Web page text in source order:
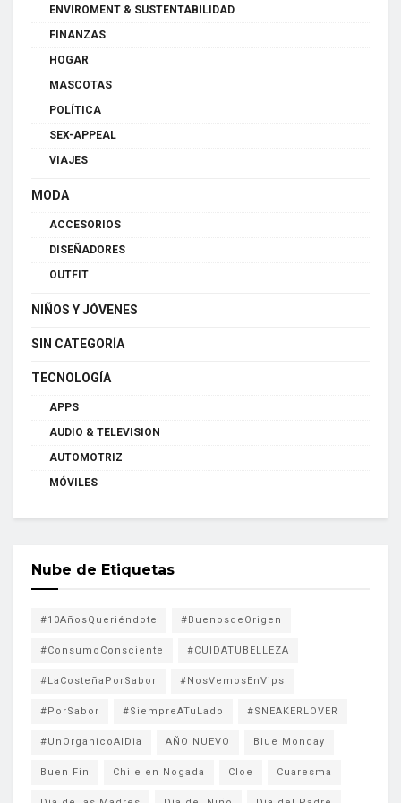
ENVIROMENT & SUSTENTABILIDAD
FINANZAS
HOGAR
MASCOTAS
POLÍTICA
SEX-APPEAL
VIAJES
MODA
ACCESORIOS
DISEÑADORES
OUTFIT
NIÑOS Y JÓVENES
SIN CATEGORÍA
TECNOLOGÍA
APPS
AUDIO & TELEVISION
AUTOMOTRIZ
MÓVILES
Nube de Etiquetas
#10AñosQueriéndote #BuenosdeOrigen
#ConsumoConsciente #CUIDATUBELLEZA
#LaCosteñaPorSabor #NosVemosEnVips
#PorSabor #SiempreATuLado #SNEAKERLOVER
#UnOrganicoAlDia AÑO NUEVO Blue Monday
Buen Fin Chile en Nogada Cloe Cuaresma